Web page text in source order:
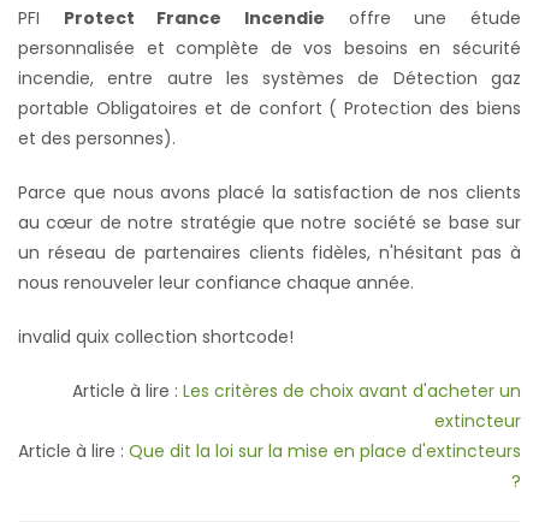
PFI Protect France Incendie offre une étude
personnalisée et complète de vos besoins en sécurité
incendie, entre autre les systèmes de Détection gaz
portable Obligatoires et de confort ( Protection des biens
et des personnes).
Parce que nous avons placé la satisfaction de nos clients
au cœur de notre stratégie que notre société se base sur
un réseau de partenaires clients fidèles, n'hésitant pas à
nous renouveler leur confiance chaque année.
invalid quix collection shortcode!
Article à lire : Les critères de choix avant d'acheter un
extincteur
Article à lire : Que dit la loi sur la mise en place d'extincteurs
?